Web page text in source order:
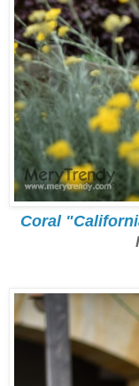
Coral